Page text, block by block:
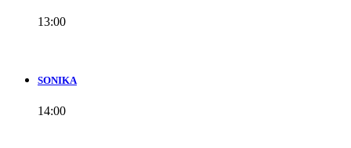
13:00
SONIKA
14:00